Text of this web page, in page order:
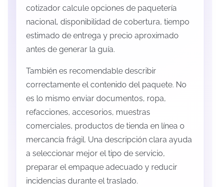
cotizador calcule opciones de paquetería
nacional, disponibilidad de cobertura, tiempo
estimado de entrega y precio aproximado
antes de generar la guía.
También es recomendable describir
correctamente el contenido del paquete. No
es lo mismo enviar documentos, ropa,
refacciones, accesorios, muestras
comerciales, productos de tienda en línea o
mercancía frágil. Una descripción clara ayuda
a seleccionar mejor el tipo de servicio,
preparar el empaque adecuado y reducir
incidencias durante el traslado.